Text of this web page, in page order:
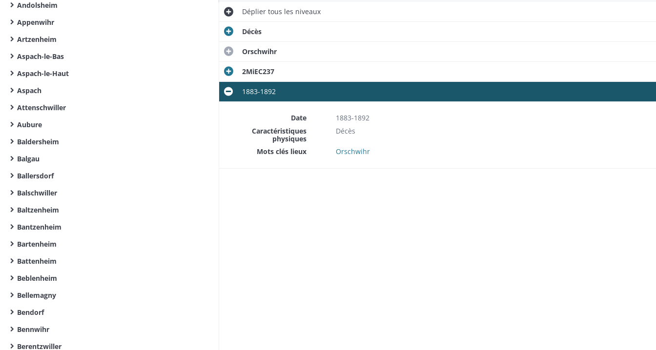
Andolsheim
Appenwihr
Artzenheim
Aspach-le-Bas
Aspach-le-Haut
Aspach
Attenschwiller
Aubure
Baldersheim
Balgau
Ballersdorf
Balschwiller
Baltzenheim
Bantzenheim
Bartenheim
Battenheim
Beblenheim
Bellemagny
Bendorf
Bennwihr
Berentzwiller
Dépliertous les niveaux
Décès
Orschwihr
2MiEC237
1883-1892
Date
1883-1892
Caractéristiques
physiques
Décès
Mots clés lieux Orschwihr